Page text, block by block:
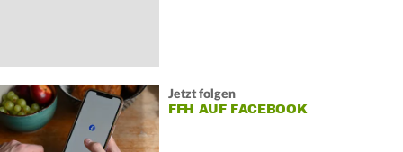
Jetzt folgen
FFH AUF FACEBOOK